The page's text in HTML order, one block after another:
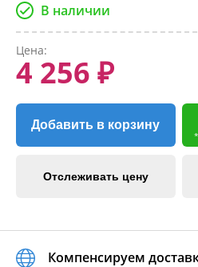
В наличии
Цена:
4 256 ₽
Добавить в корзину
Отслеживать цену
Компенсируем